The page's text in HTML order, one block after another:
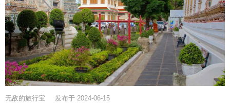
无敌的旅行宝 发布于 2024-06-15